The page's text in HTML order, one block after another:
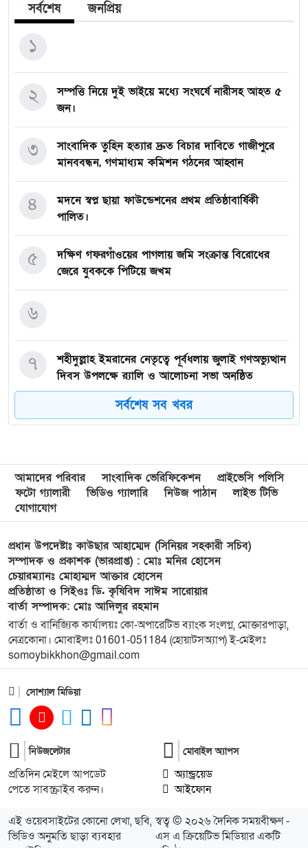
সর্বশেষ জনপ্রিয়
১
সম্পত্তি নিয়ে দুই ভাইয়ে মধ্যে সংঘর্ষে নারীসহ আহত ৫
জন।
২
সাংবাদিক তুহিন হত্যার দ্রুত বিচার দাবিতে গাজীপুরে
মানববন্ধন, গণমাধ্যম কমিশন গঠনের আহ্বান
৩
মদনে স্বপ্ন ছায়া ফাউন্ডেশনের প্রথম প্রতিষ্ঠাবার্ষিকী
পালিত।
৪
দক্ষিণ গফরগাঁওয়ের পাগলায় জমি সংক্রান্ত বিরোধের
জেরে যুবককে পিটিয়ে জখম
৫
৬
শহীদুল্লাহ ইমরানের নেতৃত্বে পূর্বধলায় জুলাই গণঅভ্যুত্থান
দিবস উপলক্ষে র‍্যালি ও আলোচনা সভা অনুষ্ঠিত
৭
জুলাই গণঅভ্যুত্থানের বীর শহীদদের প্রতি
খাগড়াছড়িবাসীর শ্রদ্ধাঞ্জলি
৮
বালিয়াডাঙ্গী উপজেলা বিএনপির সকল অঙ্গ সহযোগী
সংগঠনের আয়োজনে জুলাই আগস্ট গণঅভ্যুত্থানের দুই –
বছর পূর্তি উপলক্ষে আনন্দ মিছিল ও শোভাযাত্রা অনুষ্ঠিত,
৯
গফরগাঁওয়ে বেগম রাবেয়া মেমোরিয়াল বহুমুখী উচ্চ
বিদ্যালয়কে জাতীয়করণের দাবি
১০
লংগাইরে মোহাইমিনুল ইসলাম জনির সমর্থনে বিশাল
উঠান বৈঠক। যোগ্যতা ও নতুন নেতৃত্বের প্রতীক জনিই
সেরা
১১
মুন্সী ছাবির উদ্দিন আহ্ম্মদ ওয়াক্ ফ এস্টেট লামকাইন
১২
পূর্বধলায় যে বিদ্যালয়ে পড়েছেন, সেই বিদ্যালয়েই এমপি
১৩
বি এনপি নেতা কে মারধর দলিল লেখক রহিছ কে প্রধান
আসামি করে থানায় অভিযোগ। ‎
১৪
পানছড়িতে শিক্ষা ও ধর্মীয় প্রতিষ্ঠানে বিজিবির অনুদান
প্রদান
১৫
সর্বশেষ সব খবর
আমাদের পরিবার সাংবাদিক ভেরিফিকেশন
প্রাইভেসি পলিসি
ফটো গ্যালারী
ভিডিও গ্যালারি নিউজ পাঠান
লাইভ টিভি
যোগাযোগ
প্রধান উপদেষ্টাঃ কাউছার আহাম্মেদ (সিনিয়র সহকারী সচিব)
সম্পাদক ও প্রকাশক (ভারপ্রাপ্ত) : মোঃ মনির হোসেন
চেয়ারম্যানঃ মোহাম্মদ আক্তার হোসেন
প্রতিষ্ঠাতা ও সিইওঃ ডি. কৃষিবিদ সাঈম সারোয়ার
বার্তা সম্পাদক: মোঃ আদিলুর রহমান
বার্তা ও বানিজ্যিক কার্যালয়ঃ কো-অপারেটিভ ব্যাংক সংলগ্ন, মোক্তারপাড়া,
নেত্রকোনা। মোবাইলঃ 01601-051184 (হোয়াটসঅ্যাপ) ই-মেইলঃ
somoybikkhon@gmail.com
সোশ্যাল মিডিয়া
নিউজলেটার
প্রতিদিন মেইলে আপডেট
পেতে সাবস্ক্রাইব করুন।
মোবাইল অ্যাপস
অ্যান্ড্রয়েড
আইফোন
এই ওয়েবসাইটের কোনো লেখা, ছবি,
ভিডিও অনুমতি ছাড়া ব্যবহার
স্বত্ব © ২০২৬ দৈনিক সময়বীক্ষণ -
এস এ ক্রিয়েটিভ মিডিয়ার একটি